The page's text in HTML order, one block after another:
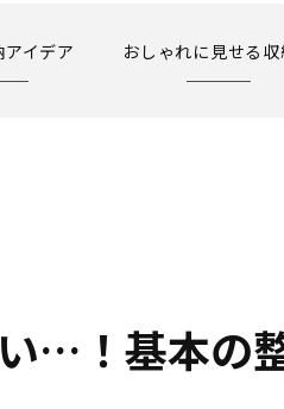
イデア おしゃれに見せる
…！基本の